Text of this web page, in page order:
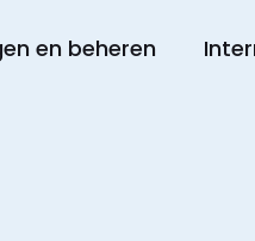
en beheren